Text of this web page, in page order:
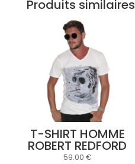
Produits similaires
T-SHIRT HOMME
ROBERT REDFORD
59.00 €